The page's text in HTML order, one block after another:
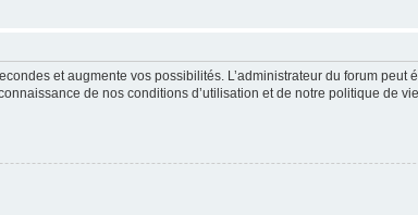
et augmente vos possibilités. L’administrateur du forum peut
de nos conditions d’utilisation et de notre politique de